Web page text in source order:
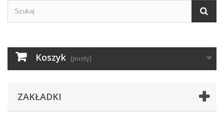
Koszyk (pusty)
ZAKŁADKI